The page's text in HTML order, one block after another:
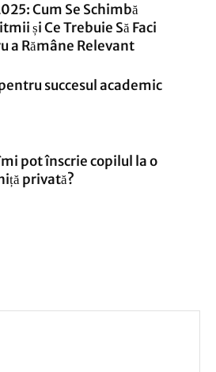
Cum Se Schimbă
și Ce Trebuie Să Faci
a Rămâne Relevant
succesul academic
pot înscrie copilul la o
privată?